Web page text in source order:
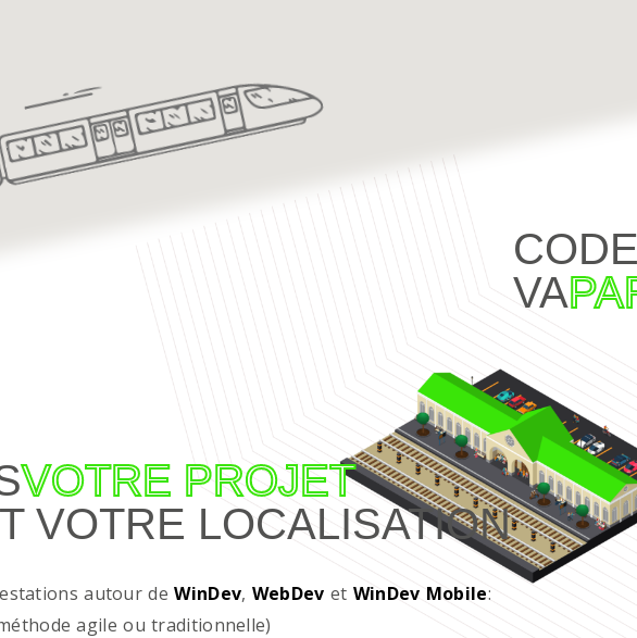
VA
VOTRE PROJET
VOTRE LOCALISATION
autour deWinDev, WebDev et WinDev Mobile:
agile ou traditionnelle)